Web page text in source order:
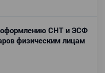
оформлению СНТ и ЭСФ
физическим лицам